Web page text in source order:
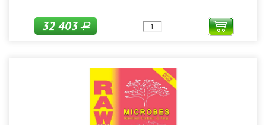
32 403Р